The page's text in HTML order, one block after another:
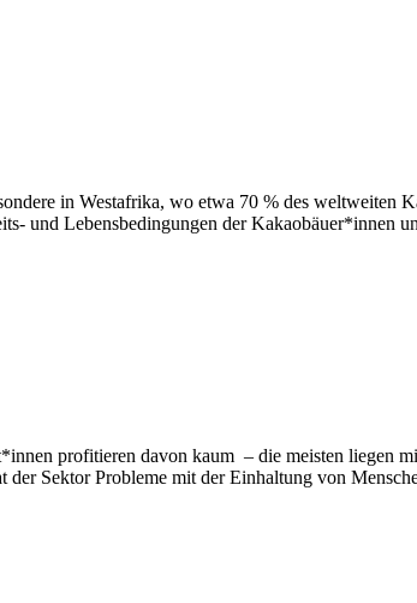
in Westafrika, wo etwa 70 % des weltweiten
und Lebensbedingungen der Kakaobäuer*innen
profitieren davon kaum – die meisten liegen
Sektor Probleme mit der Einhaltung von